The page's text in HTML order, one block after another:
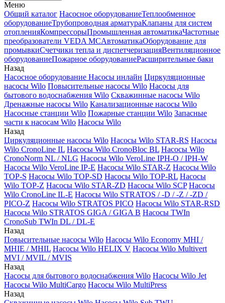
Меню
Общий каталог Насосное оборудованиеТеплообменное
оборудованиеТрубопроводная арматураКлапаны для систем
отопленияКомпрессорыПромышленная автоматикаЧастотные
преобразователи VEDA MCАвтоматикаОборудование для
промывкиСчетчики тепла и диспетчеризацияВентиляционное
оборудованиеПожарное оборудованиеРасширительные баки
Назад
Насосное оборудование Насосы инлайн Циркуляционные
насосы Wilo Повысительные насосы Wilo Насосы для
бытового водоснабжения Wilo Скважинные насосы Wilo
Дренажные насосы Wilo Канализационные насосы Wilo
Насосные станции Wilo Пожарные станции Wilo Запасные
части к насосам Wilo Насосы Wilo
Назад
Циркуляционные насосы Wilo Насосы Wilo STAR-RS Насосы
Wilo CronoLine IL Насосы Wilo CronoBloc BL Насосы Wilo
CronoNorm NL / NLG Насосы Wilo VeroLine IPH-O / IPH-W
Насосы Wilo VeroLine IP-E Насосы Wilo STAR-Z Насосы Wilo
TOP-S Насосы Wilo TOP-SD Насосы Wilo TOP-RL Насосы
Wilo TOP-Z Насосы Wilo STAR-ZD Насосы Wilo SCP Насосы
Wilo CronoLine IL-E Насосы Wilo STRATOS / -D / -Z / -ZD /
PICO-Z Насосы Wilo STRATOS PICO Насосы Wilo STAR-RSD
Насосы Wilo STRATOS GIGA / GIGA B Насосы TWIn
CronoSub TWIn DL / DL-E
Назад
Повысительные насосы Wilo Насосы Wilo Economy MHI /
MHIE / MHIL Насосы Wilo HELIX V Насосы Wilo Multivert
MVI / MVIL / MVIS
Назад
Насосы для бытового водоснабжения Wilo Насосы Wilo Jet
Насосы Wilo MultiCargo Насосы Wilo MultiPress
Назад